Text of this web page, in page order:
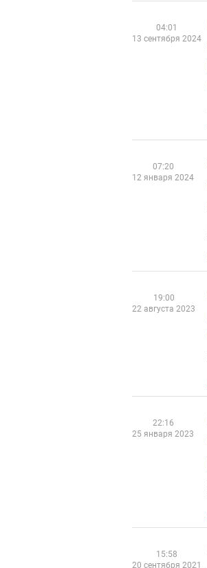
04:01
13 сентября 2024
07:20
12 января 2024
19:00
22 августа 2023
22:16
25 января 2023
15:58
20 сентября 2021